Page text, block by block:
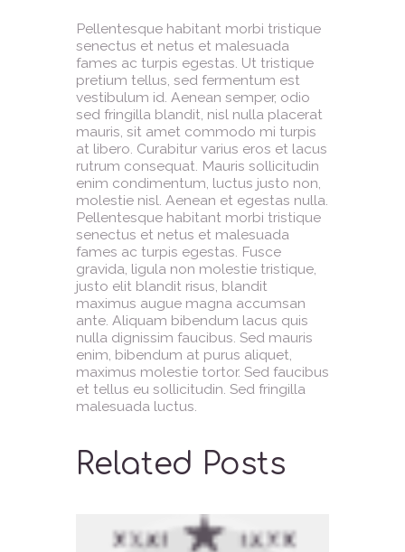
Pellentesque habitant morbi tristique
senectus et netus et malesuada
fames ac turpis egestas. Ut tristique
pretium tellus, sed fermentum est
vestibulum id. Aenean semper, odio
sed fringilla blandit, nisl nulla placerat
mauris, sit amet commodo mi turpis
at libero. Curabitur varius eros et lacus
rutrum consequat. Mauris sollicitudin
enim condimentum, luctus justo non,
molestie nisl. Aenean et egestas nulla.
Pellentesque habitant morbi tristique
senectus et netus et malesuada
fames ac turpis egestas. Fusce
gravida, ligula non molestie tristique,
justo elit blandit risus, blandit
maximus augue magna accumsan
ante. Aliquam bibendum lacus quis
nulla dignissim faucibus. Sed mauris
enim, bibendum at purus aliquet,
maximus molestie tortor. Sed faucibus
et tellus eu sollicitudin. Sed fringilla
malesuada luctus.
Related Posts